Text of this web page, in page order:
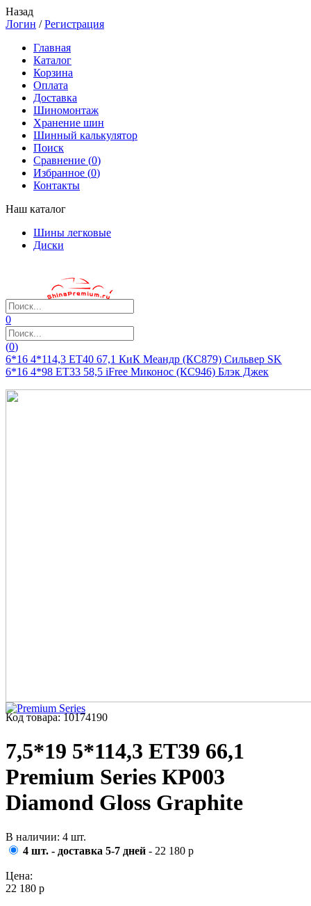
Назад
Логин /Регистрация
Главная
Каталог
Корзина
Оплата
Доставка
Шиномонтаж
Хранение шин
Шинный калькулятор
Поиск
Сравнение (0)
Избранное (0)
Контакты
Наш каталог
Шины легковые
Диски
0
(0)
6*16 4*114,3 ET40 67,1 КиК Меандр (КС879) Сильвер SK
6*16 4*98 ET33 58,5 iFree Миконос (КС946) Блэк Джек
Код товара: 10174190
7,5*19 5*114,3 ET39 66,1
Premium Series КР003
Diamond Gloss Graphite
В наличии: 4 шт.
4 шт. - доставка 5-7 дней - 22 180 р
Цена:
22 180 р